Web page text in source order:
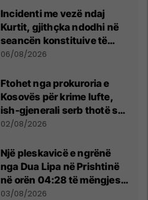
Incidenti me vezë ndaj
Kurtit, gjithçka ndodhi në
seancën konstituive të
Kuvendit
06/08/2026
Ftohet nga prokuroria e
Kosovës për krime lufte,
ish-gjenerali serb thotë se
dikush e tradhtoi në
02/08/2026
Një pleskavicë e ngrënë
nga Dua Lipa në Prishtinë
në orën 04:28 të mëngjesit
- dhe bota digjitale serbe
03/08/2026